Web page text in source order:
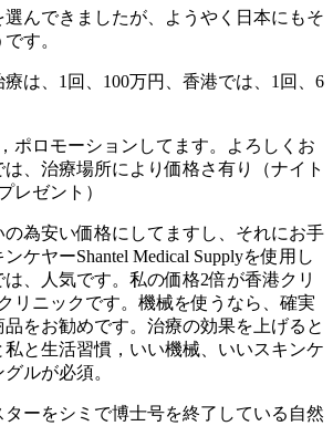
んできましたが、ようやく日本にもそ
す。
は、1回、100万円、香港では、1回、6
ポロモーションしてます。よろしくお
、治療場所により価格さ有り（ナイト
レゼント）
為安い価格にしてますし、それにお手
ケヤーShantel Medical Supplyを使用し
、人気です。私の価格2倍が香港クリ
リニックです。機械を使うなら、確実
をお勧めです。治療の効果を上げると
と生活習慣，いい機械、いいスキンケ
ルが必須。
ーをシミで博士号を終了している自然